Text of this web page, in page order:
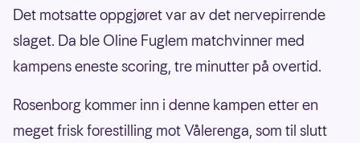
Det motsatte oppgjøret var av det nervepirrende
slaget. Da ble Oline Fuglem matchvinner med
kampens eneste scoring, tre minutter på overtid.
Rosenborg kommer inn i denne kampen etter en
meget frisk forestilling mot Vålerenga, som til slutt